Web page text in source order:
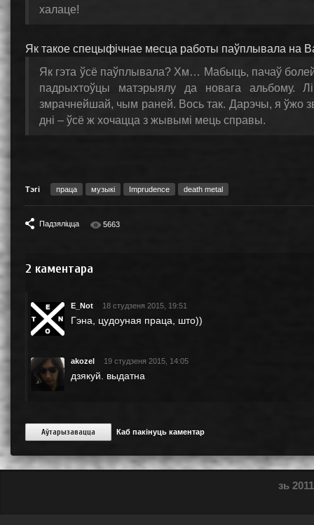
халаце!
Як такое спецыфічнае месца работы паўплывала на
Як гэта ўсё паўплывала? Хм… Мабыць, пачаў
падрыхтоўцы матэрыялу да новага альбому.
змрачнейшай, чым раней. Вось так. Дарэчы, я ўжо
дні – ўсё ж хочацца з жывымі мець справы.
Тэгі праца музыкі Imprudence death metal
Падзяліцца 5663
2 каментара
E_Not 18 студзеня 2015, 19:51
Гэна, цудоуная праца, што))
akozel 19 студзеня 2015, 14:05
дзякуй. выдатна
Аўтарызавацца Каб пакінуць каментар
зь 2011